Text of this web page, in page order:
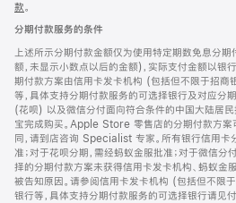
款。
窗
口
中
打
开)
分期付款服务的条件
上述所示分期付款金额仅为使用特定期数免息分
额，未显示小数点以后的金额)，实际支付金额以银
期付款方案由信用卡发卡机构 (包括但不限于招商
等，具体支持分期付款服务的可选择银行及对应分
(花呗) 以及微信分付面向符合条件的中国大陆居民
宝完成购买。Apple Store 零售店的分期付款方
同，请到店咨询 Specialist 专家。所有银行信用卡
准；对于花呗分期，需经蚂蚁金服批准；对于微信分
择的分期付款方案未获得信用卡发卡机构、蚂蚁金
被告知原因。请参阅信用卡发卡机构 (包括但不限
银行等，具体支持分期付款服务的可选择银行请见